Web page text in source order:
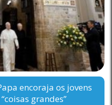
encoraja os jovens
grandes”